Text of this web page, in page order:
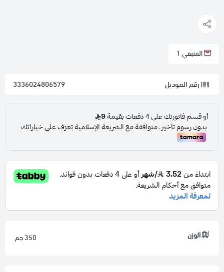
المتبقي 1
رقم الموديل 3336024806579
الوزن 350 جم